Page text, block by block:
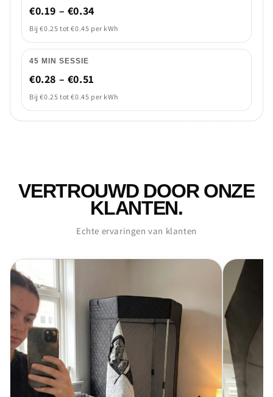
€0.19 – €0.34
Bij €0.25 tot €0.45 per kWh
45 MIN SESSIE
€0.28 – €0.51
Bij €0.25 tot €0.45 per kWh
VERTROUWD DOOR ONZE
KLANTEN.
Echte ervaringen van klanten